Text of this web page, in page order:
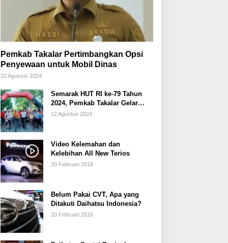
Pemkab Takalar Pertimbangkan Opsi
Penyewaan untuk Mobil Dinas
22 Agustus 2024
Semarak HUT RI ke-79 Tahun
2024, Pemkab Takalar Gelar
Sepeda Santai/Sepeda Hias
12 Agustus 2024
Video Kelemahan dan
Kelebihan All New Terios
20 Februari 2018
Belum Pakai CVT, Apa yang
Ditakuti Daihatsu Indonesia?
20 Februari 2018